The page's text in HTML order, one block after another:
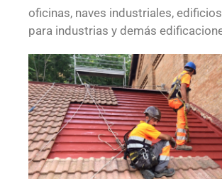
oficinas, naves industriales,
para industrias y demás